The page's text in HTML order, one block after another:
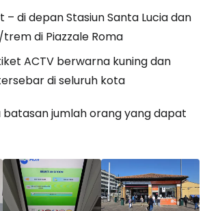
– di depan Stasiun Santa Lucia dan
di Piazzale Roma
ACTV berwarna kuning dan
di seluruh kota
batasan jumlah orang yang dapat